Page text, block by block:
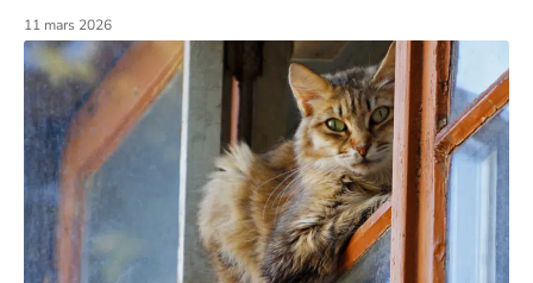
11 mars 2026